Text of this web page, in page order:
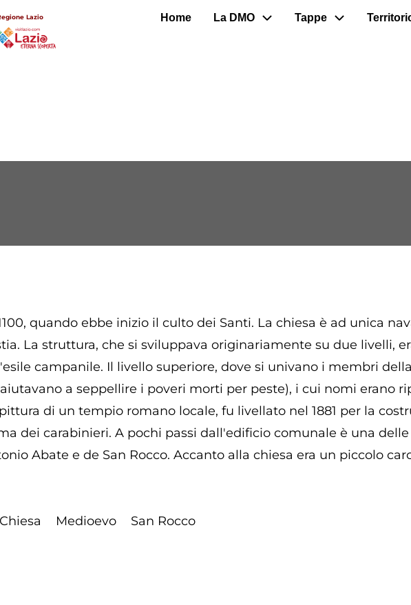
Lazio Home La DMO Tappe
quando ebbe inizio il culto dei Santi. La chiesa è ad unica
La struttura, che si sviluppava originariamente su due livelli,
campanile. Il livello superiore, dove si univano i membri
a seppellire i poveri morti per peste), i cui nomi erano
di un tempio romano locale, fu livellato nel 1881 per la
dei carabinieri. A pochi passi dall'edificio comunale è una
Abate e de San Rocco. Accanto alla chiesa era un piccolo
Chiesa Medioevo San Rocco